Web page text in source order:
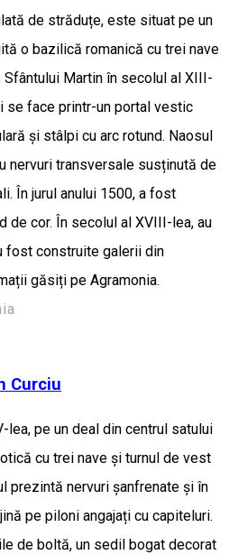
de străduțe, este situat pe un
o bazilică romanică cu trei nave
Martin în secolul al XIII-
se face printr-un portal vestic
și stâlpi cu arc rotund. Naosul
nervuri transversale susținută de
În jurul anului 1500, a fost
de cor. În secolul al XVIII-lea, au
fost construite galerii din
găsiți pe Agramonia.
Curciu
lea, pe un deal din centrul satului
cu trei nave și turnul de vest
prezintă nervuri șanfrenate și în
pe piloni angajați cu capiteluri.
de boltă, un sedil bogat decorat